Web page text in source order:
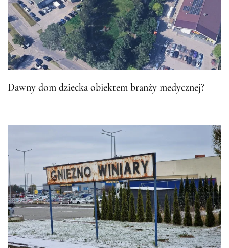
Dawny dom dziecka obiektem branży medycznej?